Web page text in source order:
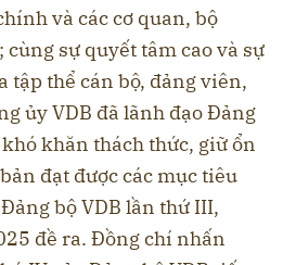
và các cơ quan, bộ
sự quyết tâm cao và sự
tập thể cán bộ, đảng viên,
ủy VDB đã lãnh đạo Đảng
khăn thách thức, giữ ổn
đạt được các mục tiêu
bộ VDB lần thứ III,
đề ra. Đồng chí nhấn